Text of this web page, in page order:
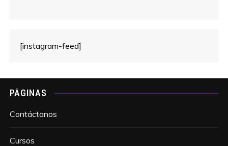
[instagram-feed]
PÁGINAS
Contáctanos
Cursos